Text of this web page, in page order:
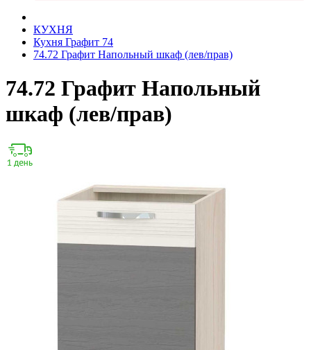
КУХНЯ
Кухня Графит 74
74.72 Графит Напольный шкаф (лев/прав)
74.72 Графит Напольный
шкаф (лев/прав)